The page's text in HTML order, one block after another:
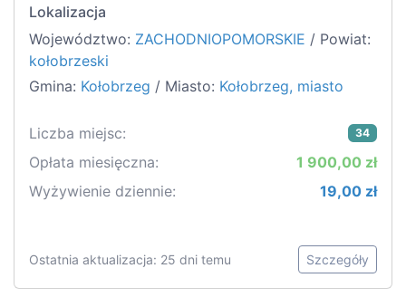
Lokalizacja
Województwo: ZACHODNIOPOMORSKIE / Powiat:
kołobrzeski
Gmina: Kołobrzeg / Miasto: Kołobrzeg, miasto
Liczba miejsc: 34
Opłata miesięczna:
1 900,00 zł
Wyżywienie dziennie:
19,00 zł
Ostatnia aktualizacja: 25 dni temu Szczegóły